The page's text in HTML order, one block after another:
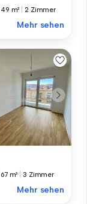
49 m² |2 Zimmer
Mehr sehen
67 m² |3 Zimmer
Mehr sehen